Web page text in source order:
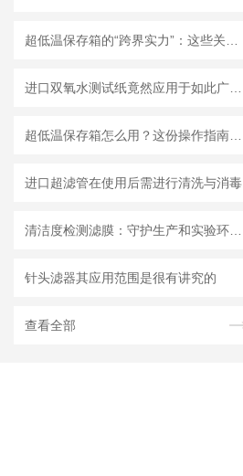
进口超滤管在使用后需进行清洗与消毒
针头滤器其应用范围是很有讲究的
查看全部